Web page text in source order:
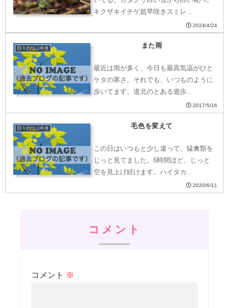
キクザキイチゲ超早咲きスミレ…
2024/4/24
日々のつぶやき また雨
最近は雨が多く、今日も最高気温がひと
ケタの寒さ。それでも、いつものように
歩いてます。道北のとある遊歩…
2017/5/16
日々のつぶやき 毛色を変えて
この日はいつもと少し違って、猛禽類を
じっと見てました。6時間ほど、じっと
空を見上げ続けます。ハイタカ…
2020/6/11
コメント
コメント ※